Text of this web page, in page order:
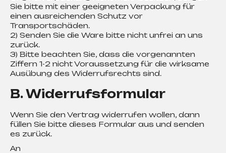
Sie bitte mit einer geeigneten Verpackung für
einen ausreichenden Schutz vor
Transportschäden.
2) Senden Sie die Ware bitte nicht unfrei an uns
zurück.
3) Bitte beachten Sie, dass die vorgenannten
Ziffern 1-2 nicht Voraussetzung für die wirksame
Ausübung des Widerrufsrechts sind.
B. Widerrufsformular
Wenn Sie den Vertrag widerrufen wollen, dann
füllen Sie bitte dieses Formular aus und senden
es zurück.
An